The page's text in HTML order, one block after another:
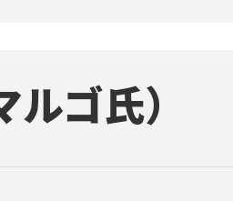
ゴ氏）